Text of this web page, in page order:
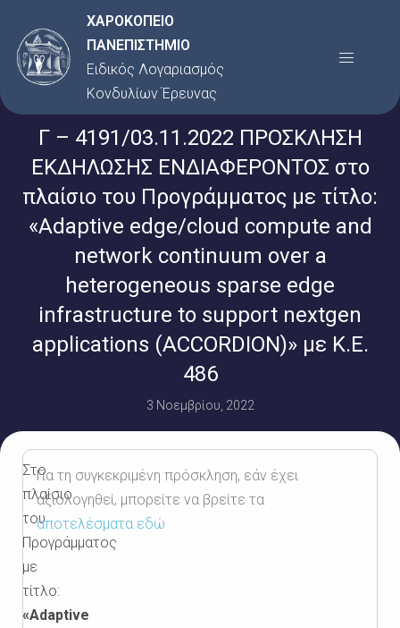
στο
περιεχόμενο
ΧΑΡΟΚΟΠΕΙΟ
ΠΑΝΕΠΙΣΤΗΜΙΟ
Ειδικός Λογαριασμός
Κονδυλίων Έρευνας
Menu
Γ – 4191/03.11.2022 ΠΡΟΣΚΛΗΣΗ
ΕΚΔΗΛΩΣΗΣ ΕΝΔΙΑΦΕΡΟΝΤΟΣ στο
πλαίσιο του Προγράμματος με τίτλο:
«Adaptive edge/cloud compute and
network continuum over a
heterogeneous sparse edge
infrastructure to support nextgen
applications (ACCORDION)» με Κ.Ε.
486
3 Νοεμβρίου, 2022
Στο
πλαίσιο
του
Προγράμματος
με
τίτλο:
«Adaptive
Για τη συγκεκριμένη πρόσκληση, εάν έχει
αξιολογηθεί, μπορείτε να βρείτε τα
αποτελέσματα εδώ